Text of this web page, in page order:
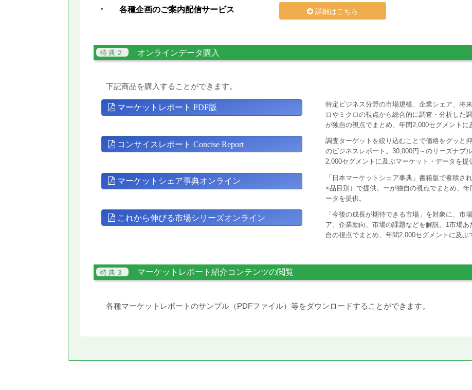
各種企画のご案内配信サービス 詳細はこちら
オンラインデータ購入
下記商品を購入することができます。
マーケットレポート PDF版
特定ビジネス分野の市場規模、企業シェア、将
ロやミクロの視点から総合的に調査・分析した
が独自の視点でまとめ、年間2,000セグメントに
コンサイスレポート Concise Report
調査ターゲットを絞り込むことで価格をグッと
のビジネスレポート。30,000円～のリーズナブ
2,000セグメントに及ぶマーケット・データを提
マーケットシェア事典オンライン
「日本マーケットシェア事典」書籍版で蓄積さ
×品目別）で提供。ーが独自の視点でまとめ、
ータを提供。
これから伸びる市場シリーズオンライン
「今後の成長が期待できる市場」を対象に、市
ア、企業動向、市場の課題などを解説。1市場
自の視点でまとめ、年間2,000セグメントに及ぶ
マーケットレポート紹介コンテンツの閲覧
各種マーケットレポートのサンプル（PDFファイル）等をダウンロードすることができます。